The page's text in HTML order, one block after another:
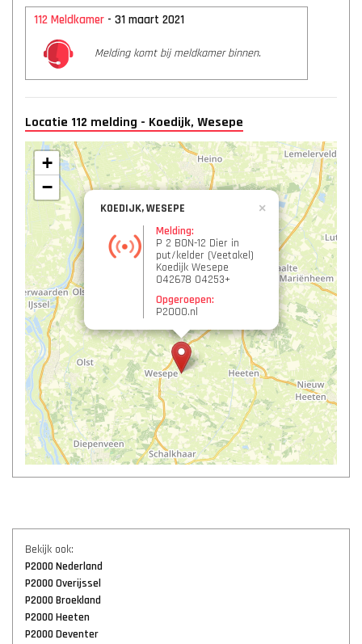
112 Meldkamer - 31 maart 2021
Melding komt bij meldkamer binnen.
Locatie 112 melding - Koedijk, Wesepe
KOEDIJK, WESEPE
Melding:
P 2 BON-12 Dier in
put/kelder (Veetakel)
Koedijk Wesepe
042678 04253+
Opgeroepen:
P2000.nl
×
+
−
Bekijk ook:
P2000 Nederland
P2000 Overijssel
P2000 Broekland
P2000 Heeten
P2000 Deventer